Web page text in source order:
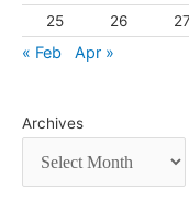
25
26 27
« Feb
Apr »
Archives